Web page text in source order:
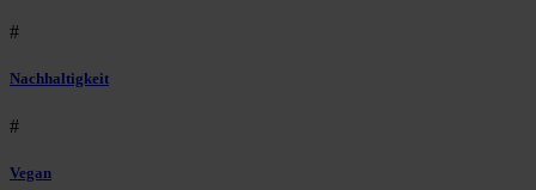
#
Nachhaltigkeit
#
Vegan